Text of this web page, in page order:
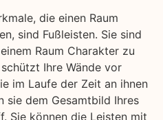
die einen Raum
sind Fußleisten. Sie sind
Raum Charakter zu
Ihre Wände vor
im Laufe der Zeit an ihnen
sie dem Gesamtbild Ihres
Sie können die Leisten mit